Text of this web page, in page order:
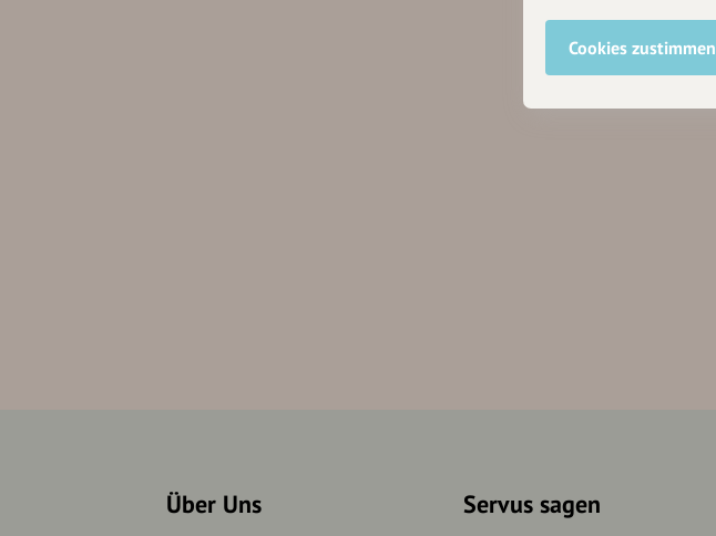
Über Uns Servus sagen
Cookies zustimmen